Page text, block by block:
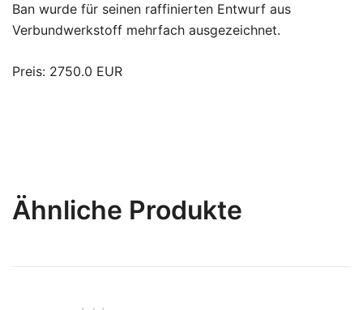
Ban wurde für seinen raffinierten Entwurf aus
Verbundwerkstoff mehrfach ausgezeichnet.
Preis: 2750.0 EUR
Ähnliche Produkte